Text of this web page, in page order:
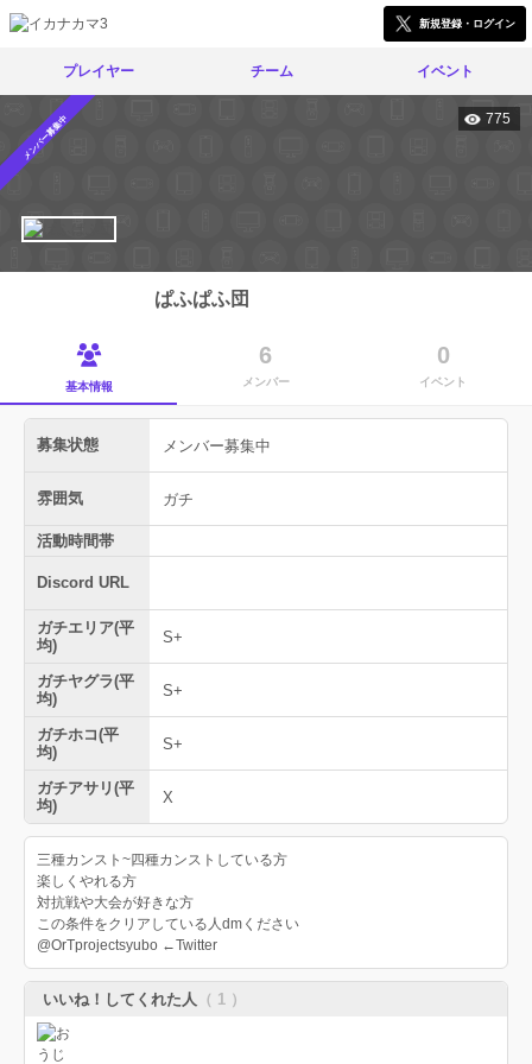
新規登録・ログイン
プレイヤー チーム イベント
メンバー募集中 775
ぱふぱふ団
基本情報
6
メンバー
0
イベント
募集状態 メンバー募集中
雰囲気 ガチ
活動時間帯
Discord URL
ガチエリア(平
均)
S+
ガチヤグラ(平
均)
S+
ガチホコ(平
均)
S+
ガチアサリ(平
均)
X
三種カンスト~四種カンストしている方
楽しくやれる方
対抗戦や大会が好きな方
この条件をクリアしている人dmください
@OrTprojectsyubo ←Twitter
いいね！してくれた人 （ 1 ）